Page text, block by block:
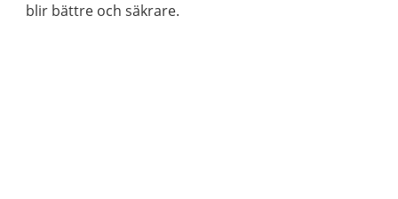
blir bättre och säkrare.